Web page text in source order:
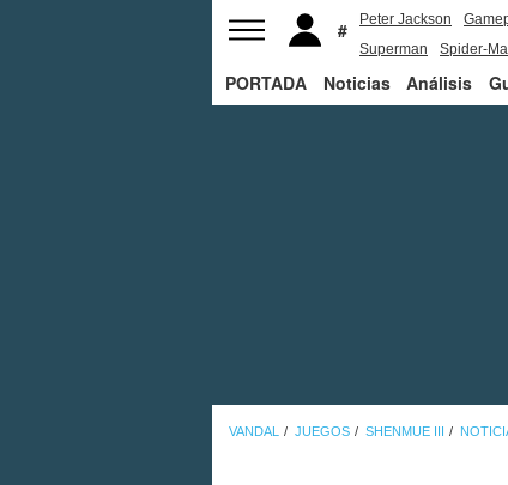
Peter Jackson
Superman
Spider-
PORTADA Noticias Análisis
VANDAL JUEGOS SHENMUE III